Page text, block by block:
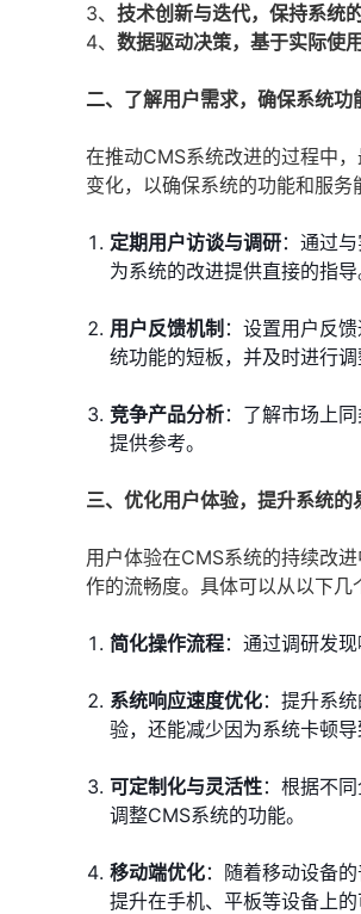
3、 技术创新与迭代，保持系统
4、 数据驱动决策，基于实际使
二、了解用户需求，确保系统功
在推动CMS系统改进的过程中
变化，以确保系统的功能和服务
定期用户访谈与调研：通过
为系统的改进提供直接的指导
用户反馈机制 ：设置用户反
统功能的短板，并及时进行调
竞争产品分析：了解市场上
提供参考。
三、优化用户体验，提升系统的
用户体验在CMS系统的持续改
作的流畅度。具体可以从以下几
简化操作流程：通过调研发
系统响应速度优化：提升系
验，还能减少因为系统卡顿导
可定制化与灵活性：根据不
调整CMS系统的功能。
移动端优化：随着移动设备
提升在手机、平板等设备上的